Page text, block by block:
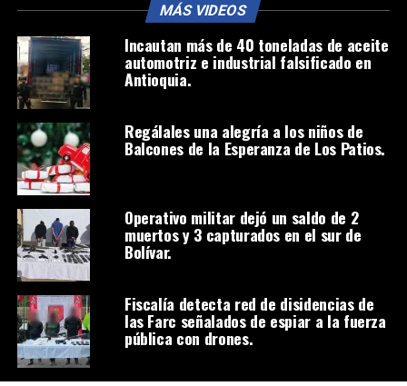
MÁS VIDEOS
Incautan más de 40 toneladas de aceite
automotriz e industrial falsificado en
Antioquia.
Regálales una alegría a los niños de
Balcones de la Esperanza de Los Patios.
Operativo militar dejó un saldo de 2
muertos y 3 capturados en el sur de
Bolívar.
Fiscalía detecta red de disidencias de
las Farc señalados de espiar a la fuerza
pública con drones.